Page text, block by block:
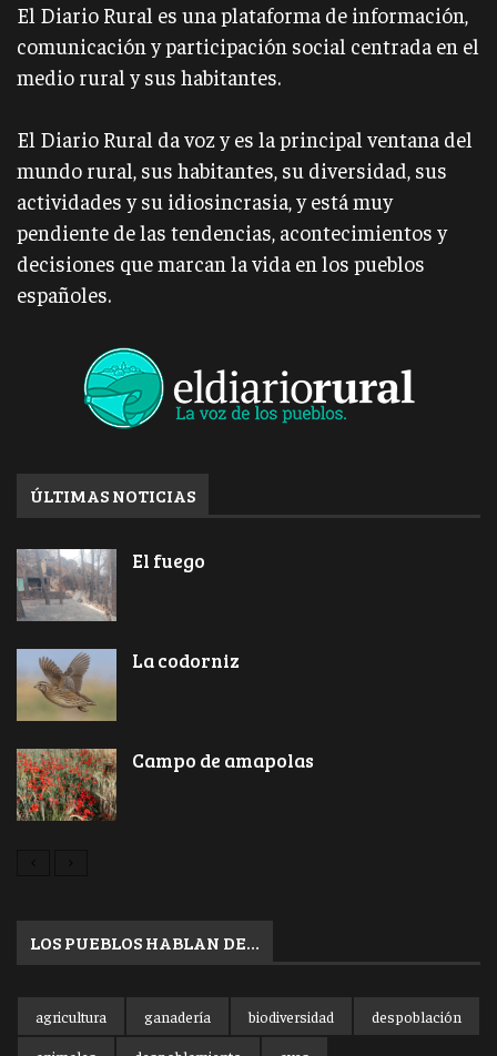
El Diario Rural es una plataforma de información,
comunicación y participación social centrada en el
medio rural y sus habitantes.
El Diario Rural da voz y es la principal ventana del
mundo rural, sus habitantes, su diversidad, sus
actividades y su idiosincrasia, y está muy
pendiente de las tendencias, acontecimientos y
decisiones que marcan la vida en los pueblos
españoles.
ÚLTIMAS NOTICIAS
El fuego
La codorniz
Campo de amapolas
LOS PUEBLOS HABLAN DE…
agricultura ganadería biodiversidad
despoblación